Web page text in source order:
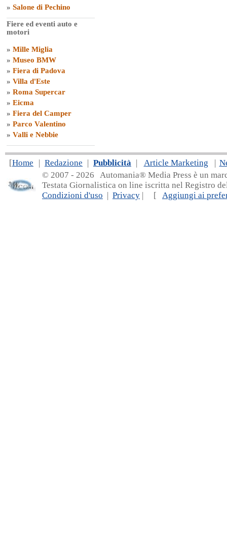
» Salone di Pechino
Fiere ed eventi auto e
motori
» Mille Miglia
» Museo BMW
» Fiera di Padova
» Villa d'Este
» Roma Supercar
» Eicma
» Fiera del Camper
» Parco Valentino
» Valli e Nebbie
[Home | Redazione | Pubblicità | Article Marketing |
© 2007 - 2026 Automania® Media Press è un
Testata Giornalistica on line iscritta nel Registro
Condizioni d'uso | Privacy | [ Aggiungi ai